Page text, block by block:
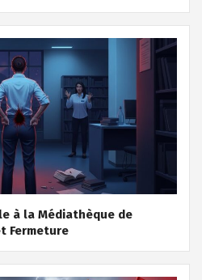
à la Médiathèque de
Fermeture